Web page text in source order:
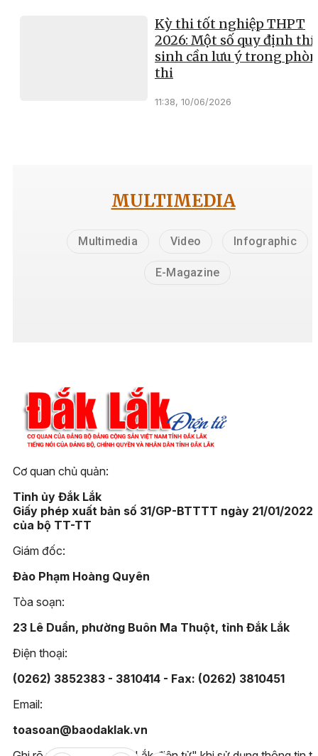
Kỳ thi tốt nghiệp THPT
2026: Một số quy định thí
sinh cần lưu ý trong
thi
11:38, 10/06/2026
MULTIMEDIA
Multimedia Video Infographic
E-Magazine
Cơ quan chủ quản:
Tỉnh ủy Đắk Lắk
Giấy phép xuất bản số 31/GP-BTTTT ngày 21/01/2022
của bộ TT-TT
Giám đốc:
Đào Phạm Hoàng Quyên
Tòa soạn:
23 Lê Duẩn, phường Buôn Ma Thuột, tỉnh Đắk Lắk
Điện thoại:
(0262) 3852383 - 3810414 - Fax: (0262) 3810451
Email:
toasoan@baodaklak.vn